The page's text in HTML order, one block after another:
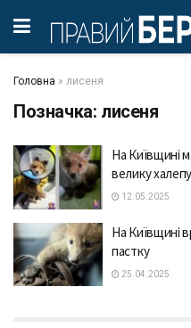
Головна » лисеня
Позначка: лисеня
На Київщині
велику халепу
12.05.2025
На Київщині
пастку
25.04.2025